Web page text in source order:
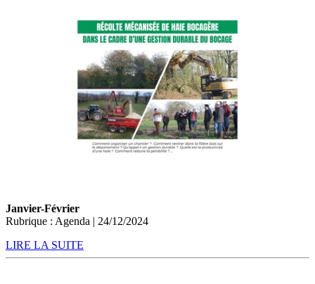
Janvier-Février
Rubrique : Agenda | 24/12/2024
LIRE LA SUITE